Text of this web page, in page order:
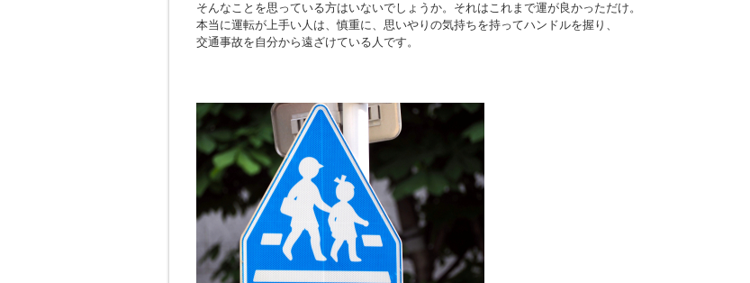
そんなことを思っている方はいないでしょうか。それはこれまで運が良かっただけ。
本当に運転が上手い人は、慎重に、思いやりの気持ちを持ってハンドルを握り、
交通事故を自分から遠ざけている人です。